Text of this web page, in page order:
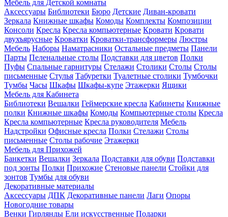
Мебель для Детской комнаты
Аксессуары Библиотеки Бюро Детские Диван-кровати
Зеркала Книжные шкафы Комоды Комплекты Композиции
Консоли Кресла Кресла компьютерные Кровати Кровати
двухъярусные Кроватки Кроватки-трансформеры Люстры
Мебель Наборы Наматрасники Остальные предметы Панели
Парты Пеленальные столы Подставки для цветов Полки
Пуфы Спальные гарнитуры Стелажи Столики Столы Столы
письменные Стулья Табуретки Туалетные столики Тумбочки
Тумбы Часы Шкафы Шкафы-купе Этажерки Ящики
Мебель для Кабинета
Библиотеки Вешалки Геймерские кресла Кабинеты Книжные
полки Книжные шкафы Комоды Компьютерные столы Кресла
Кресла компьютерные Кресла руководителя Мебель
Надстройки Офисные кресла Полки Стелажи Столы
письменные Столы рабочие Этажерки
Мебель для Прихожей
Банкетки Вешалки Зеркала Подставки для обуви Подставки
под зонты Полки Прихожие Стеновые панели Стойки для
зонтов Тумбы для обуви
Декоративные материалы
Аксессуары ДПК Декоративные панели Лаги Опоры
Новогодние товары
Венки Гирлянды Ели искусственные Подарки